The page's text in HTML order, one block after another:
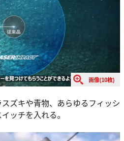
画像(10枚)
ズキや青物、あらゆるフィッシ
ッチを入れる。